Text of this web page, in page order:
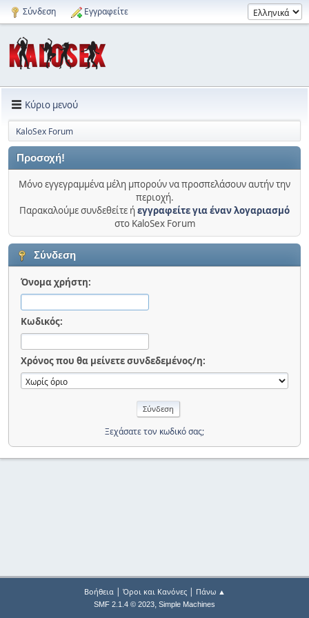
Σύνδεση Εγγραφείτε
Κύριο μενού
KaloSex Forum
Προσοχή!
Μόνο εγγεγραμμένα μέλη μπορούν να προσπελάσουν αυτήν την
περιοχή.
Παρακαλούμε συνδεθείτε ήεγγραφείτε για έναν λογαριασμό
στο KaloSex Forum
Σύνδεση
Όνομα χρήστη:
Κωδικός:
Χρόνος που θα μείνετε συνδεδεμένος/η:
Ξεχάσατε τον κωδικό σας;
Βοήθεια| Όροι και Κανόνες| Πάνω ▲
SMF 2.1.4 © 2023, Simple Machines